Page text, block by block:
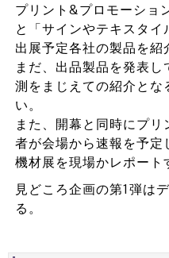
プリント&プロモーショ
と「サインやテキスタ
出展予定各社の製品を紹
まだ、出品製品を発表
測をまじえての紹介とな
い。
また、開幕と同時にプ
者が会場から速報を予定
機材展を現場かレポート
見どころ企画の第1弾は
る。